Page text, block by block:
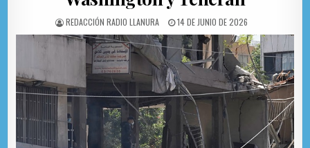
AUTHOR:
REDACCIÓN RADIO LLANURA PUBLISHED DATE:
14 DE JUNIO DE 2026